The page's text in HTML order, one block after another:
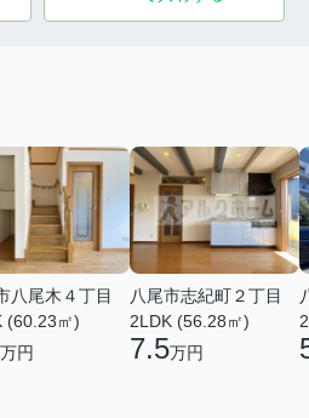
八尾木４丁目
(60.23㎡)
万円
八尾市志紀町２丁目
2LDK (56.28㎡)
7.5万円